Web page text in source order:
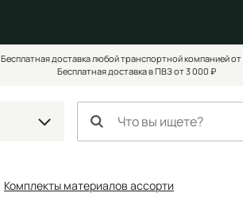
Бесплатная доставка любой транспортной компанией
Бесплатная доставка в ПВЗ от 3 000 ₽
Комплекты материалов ассорти